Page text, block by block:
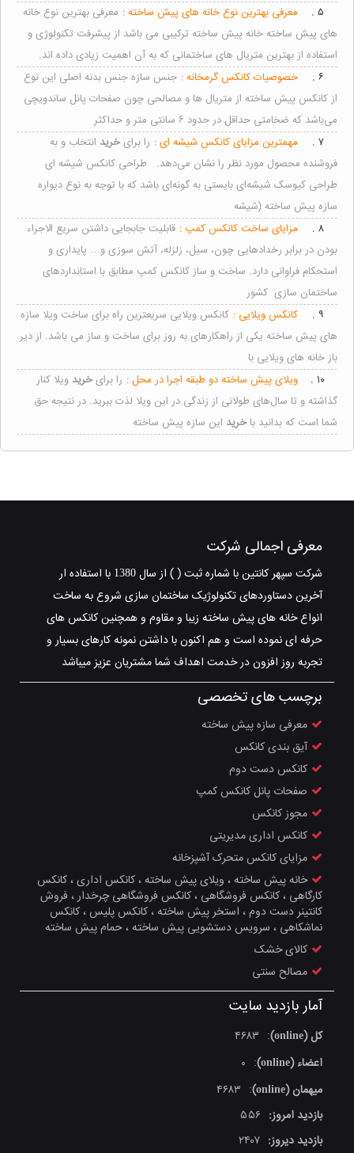
۵ .
معرفی بهترین نوع خانه های پیش ساخته : معرفی بهترین نوع خانه
های پیش ساخته خانه پیش ساخته ترکیبی می‌ باشد از پیشرفت تکنولوژی و
استفاده از بهترین متریال های ساختمانی که به آن اهمیت زیادی داده اند.
۶ .
خصوصیات کانکس گرمخانه : جنس سازه جنس بدنه اصلی این نوع
از کانکس پیش ساخته از متریال ها و مصالحی چون صفحات پانل ساندویچی
می‌باشد که ضخامتی حداقل در حدود ۶ سانتی متر و حداکثر
۷ .
مهمترین مزایای کانکس شیشه ‌ای : را برایخرید انتخاب و به
فروشنده محصول مورد نظر را نشان می‌دهد. طراحی کانکس شیشه ‌ای
طراحی کیوسک شیشه‌ای بایستی به گونه‌ای باشد که با توجه به نوع دیواره
سازه پیش ساخته (شیشه
۸ .
مزایای ساخت کانکس کمپ : قابلیت جابجایی داشتن سریع الاجراء
بودن در برابر رخدادهایی چون، سیل، زلزله، آتش سوزی و… پایداری و
استحکام فراوانی دارد. ساخت و ساز کانکس کمپ مطابق با استانداردهای
ساختمان سازی کشور
۹ .
کانکس ویلایی : کانکس ویلایی سریعترین راه برای ساخت ویلا سازه
های پیش ساخته یکی از راهکارهای به روز برای ساخت و ساز می باشد. از دیر
باز خانه های ویلایی با
۱۰ .
ویلای پیش ساخته دو طبقه اجرا در محل : را برایخرید ویلا کنار
گذاشته و تا سال‌های طولانی از زندگی در این ویلا لذت ببرید. در نتیجه حق
شما است که بدانید با خرید این سازه پیش ساخته
معرفی اجمالی شرکت
شرکت سپهر کانتین با شماره ثبت ( ) از سال 1380 با استفاده ار
آخرین دستاوردهای تکنولوژیک ساختمان سازی شروع به ساخت
انواع خانه های پیش ساخته زیبا و مقاوم و همچنین کانکس های
حرفه ای نموده است و هم اکنون با داشتن نمونه کارهای بسیار و
تجربه روز افزون در خدمت اهداف شما مشتریان عزیز میباشد
برچسب های تخصصی
معرفی سازه پیش ساخته
آیق بندی کانکس
کانکس دست دوم
صفحات پانل کانکس کمپ
مجوز کانکس
کانکس اداری مدیریتی
مزایای کانکس متحرک آشپزخانه
خانه پیش ساخته ، ویلای پیش ساخته ، کانکس اداری ، کانکس
کارگاهی ، کانکس فروشگاهی ، کانکس فروشگاهی چرخدار ، فروش
کانتینر دست دوم ، استخر پیش ساخته ، کانکس پلیس ، کانکس
نماشکاهی ، سرویس دستشویی پیش ساخته ، حمام پیش ساخته
کالای خشک
مصالح سنتی
آمار بازدید سایت
کل (online) :
۴۶۸۳
اعضاء (online)
:
۰
میهمان (online)
:
۴۶۸۳
بازدید امروز: ۵۵۶
بازدید دیروز: ۲۴۰۷